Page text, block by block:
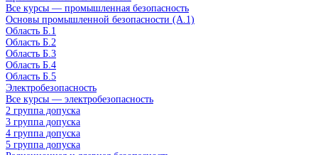
Все курсы — промышленная безопасность
Основы промышленной безопасности (A.1)
Область Б.1
Область Б.2
Область Б.3
Область Б.4
Область Б.5
Электробезопасность
Все курсы — электробезопасность
2 группа допуска
3 группа допуска
4 группа допуска
5 группа допуска